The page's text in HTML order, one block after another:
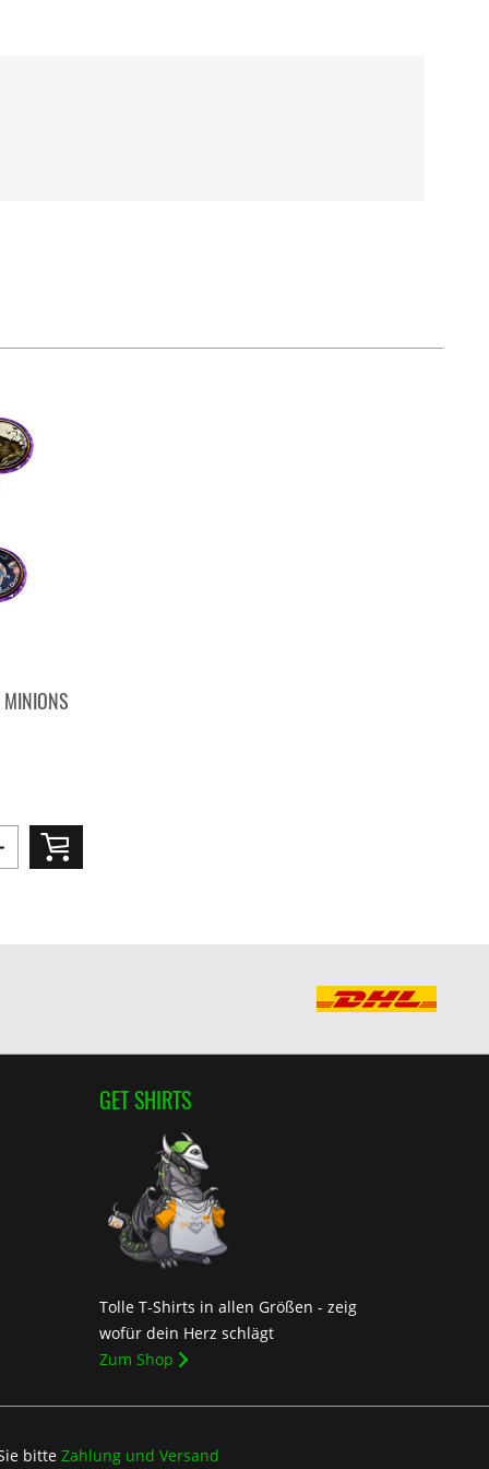
MINIONS
GET SHIRTS
Tolle T-Shirts in allen Größen - zeig
wofür dein Herz schlägt
Zum Shop
bitte Zahlung und Versand